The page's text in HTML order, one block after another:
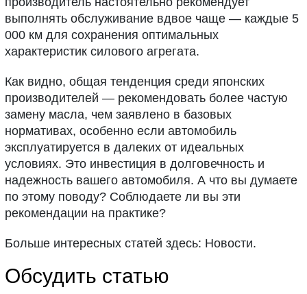
выполнять обслуживание вдвое чаще — каждые 5
000 км для сохранения оптимальных
характеристик силового агрегата.
Как видно, общая тенденция среди японских
производителей — рекомендовать более частую
замену масла, чем заявлено в базовых
нормативах, особенно если автомобиль
эксплуатируется в далеких от идеальных
условиях. Это инвестиция в долговечность и
надежность вашего автомобиля. А что вы думаете
по этому поводу? Соблюдаете ли вы эти
рекомендации на практике?
Больше интересных статей здесь: Новости.
Обсудить статью